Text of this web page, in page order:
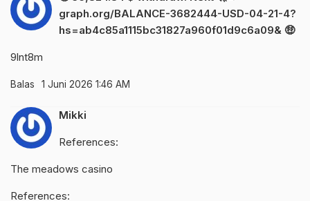
graph.org/BALANCE-3682444-USD-04-21-4?
hs=ab4c85a1115bc31827a960f01d9c6a09& 🤑
9lnt8m
Balas 1 Juni 2026 1:46 AM
Mikki
References:
The meadows casino
References: